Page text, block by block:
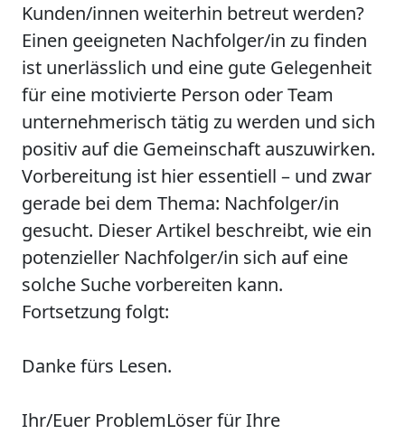
Kunden/innen weiterhin betreut werden?
Einen geeigneten Nachfolger/in zu finden
ist unerlässlich und eine gute Gelegenheit
für eine motivierte Person oder Team
unternehmerisch tätig zu werden und sich
positiv auf die Gemeinschaft auszuwirken.
Vorbereitung ist hier essentiell – und zwar
gerade bei dem Thema: Nachfolger/in
gesucht. Dieser Artikel beschreibt, wie ein
potenzieller Nachfolger/in sich auf eine
solche Suche vorbereiten kann.
Fortsetzung folgt:
Danke fürs Lesen.
Ihr/Euer ProblemLöser für Ihre